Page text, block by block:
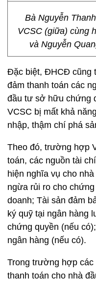
Bà Nguyễn
VCSC (giữa) cùng
và Nguyễn
Đặc biệt, ĐHCĐ cũng
đảm thanh toán các
đầu tư sở hữu chứng
VCSC bị mất khả
nhập, thậm chí phá
Theo đó, trường hợp
toán, các nguồn tài
hiện nghĩa vụ cho
ngừa rủi ro cho
doanh; Tài sản đảm
ký quỹ tại ngân hàng
chứng quyền (nếu
ngân hàng (nếu có).
Trong trường hợp các
thanh toán cho nhà